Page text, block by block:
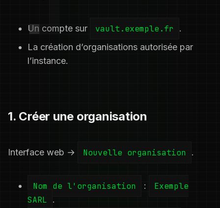
Un compte sur vault.exemple.fr
.
La création d’organisations autorisée par
l’instance.
1. Créer une organisation
Interface web → Nouvelle organisation .
Nom de l'organisation :
Exemple
SARL
.